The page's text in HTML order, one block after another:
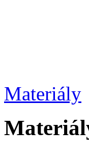
Materiály